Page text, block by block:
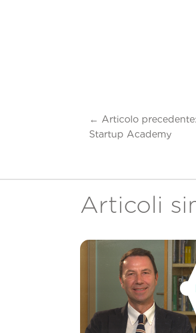
←Articolo
Startup Academy
Articoli